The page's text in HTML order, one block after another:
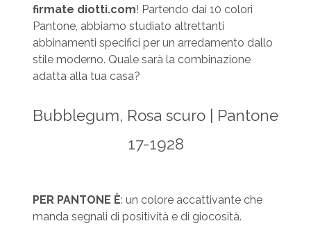
firmate diotti.com! Partendo dai 10 colori
Pantone, abbiamo studiato altrettanti
abbinamenti specifici per un arredamento dallo
stile moderno. Quale sarà la combinazione
adatta alla tua casa?
Bubblegum, Rosa scuro | Pantone
17-1928
PER PANTONE È: un colore accattivante che
manda segnali di positività e di giocosità.